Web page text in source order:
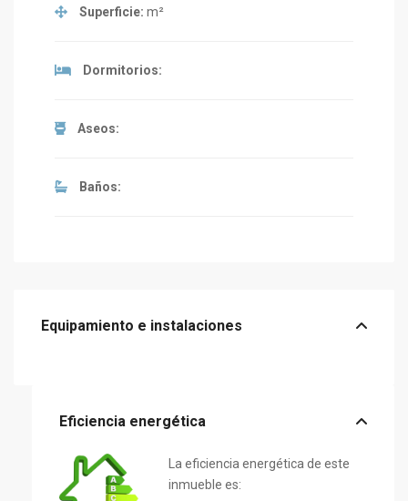
Superficie: m²
Dormitorios:
Aseos:
Baños:
Equipamiento e instalaciones
Eficiencia energética
La eficiencia energética de este
inmueble es: